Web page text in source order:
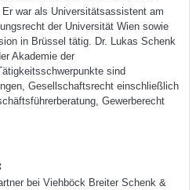
war als Universitätsassistent am
der Universität Wien sowie
in Brüssel tätig. Dr. Lukas Schenk
Akademie der
sind
Gesellschaftsrecht einschließlich
Gewerberecht
bei Viehböck Breiter Schenk &